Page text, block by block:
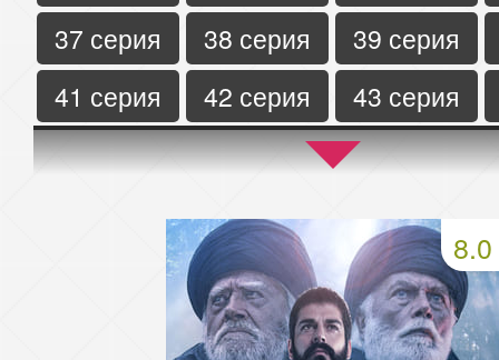
37 серия
38 серия
39 серия
41 серия
42 серия
43 серия
45 серия
46 серия
47 серия
50 серия
51 серия
54 серия
55 серия
58 серия
59 серия
8.0